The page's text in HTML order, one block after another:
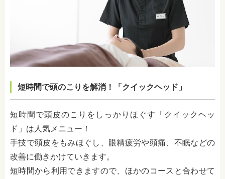
短時間で頭のこりを解消！「クイックヘッド」
短時間で頭皮のこりをしっかりほぐす「クイックヘッ
ド」は人気メニュー！
手技で頭皮をもみほぐし、眼精疲労や頭痛、不眠などの
改善に働きかけていきます。
短時間から利用できますので、ほかのコースと合わせて